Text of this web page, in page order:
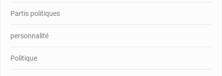
Partis politiques
personnalité
Politique